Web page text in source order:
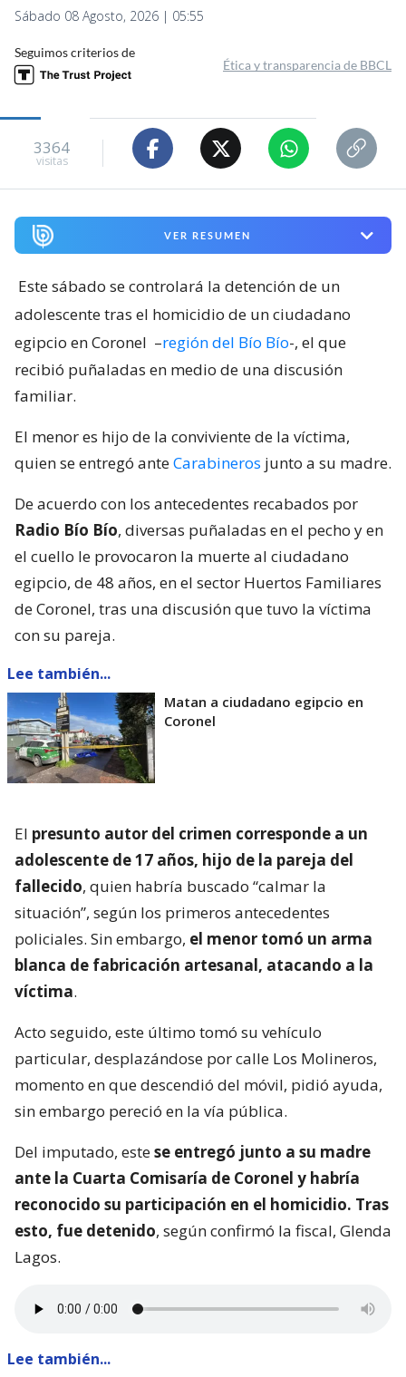
Sábado 08 Agosto, 2026 | 05:55
Seguimos criterios de
Ética y transparencia de BBCL
3364
visitas
VER RESUMEN
Este sábado se controlará la detención de un
adolescente tras el homicidio de un ciudadano
egipcio en Coronel –región del Bío Bío-, el que
recibió puñaladas en medio de una discusión
familiar.
El menor es hijo de la conviviente de la víctima,
quien se entregó anteCarabineros junto a su madre.
De acuerdo con los antecedentes recabados por
Radio Bío Bío, diversas puñaladas en el pecho y en
el cuello le provocaron la muerte al ciudadano
egipcio, de 48 años, en el sector Huertos Familiares
de Coronel, tras una discusión que tuvo la víctima
con su pareja.
Lee también...
Matan a ciudadano egipcio en
Coronel
El presunto autor del crimen corresponde a un
adolescente de 17 años, hijo de la pareja del
fallecido, quien habría buscado “calmar la
situación”, según los primeros antecedentes
policiales. Sin embargo, el menor tomó un arma
blanca de fabricación artesanal, atacando a la
víctima.
Acto seguido, este último tomó su vehículo
particular, desplazándose por calle Los Molineros,
momento en que descendió del móvil, pidió ayuda,
sin embargo pereció en la vía pública.
Del imputado, estese entregó junto a su madre
ante la Cuarta Comisaría de Coronel y habría
reconocido su participación en el homicidio. Tras
esto, fue detenido, según confirmó la fiscal, Glenda
Lagos.
Lee también...